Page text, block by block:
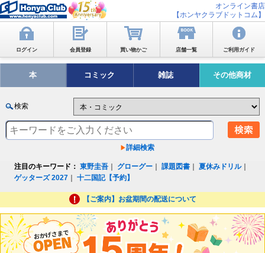
オンライン書店
【ホンヤクラブドットコム】
ログイン 会員登録 買い物かご 店舗一覧 ご利用ガイド
本 コミック 雑誌 その他商材
検索
詳細検索
注目のキーワード： 東野圭吾 グローグー ｜課題図書 ｜夏休みドリル｜
ゲッターズ 2027 ｜十二国記【予約】
【ご案内】お盆期間の配送について